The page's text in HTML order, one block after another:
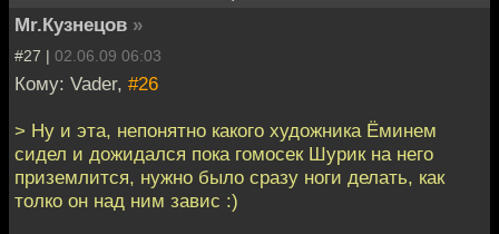
Mr.Кузнецов »
#27 | 02.06.09 06:03
Кому: Vader, #26
> Ну и эта, непонятно какого художника Ёминем
сидел и дожидался пока гомосек Шурик на него
приземлится, нужно было сразу ноги делать, как
толко он над ним завис :)